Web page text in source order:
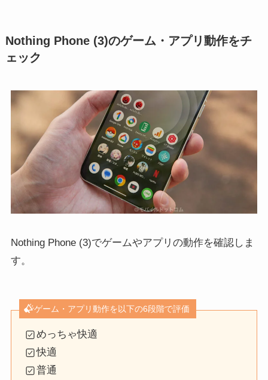
Nothing Phone (3)のゲーム・アプリ動作をチ
ェック
Nothing Phone (3)でゲームやアプリの動作を確認しま
す。
ゲーム・アプリ動作を以下の6段階で評価
めっちゃ快適
快適
普通